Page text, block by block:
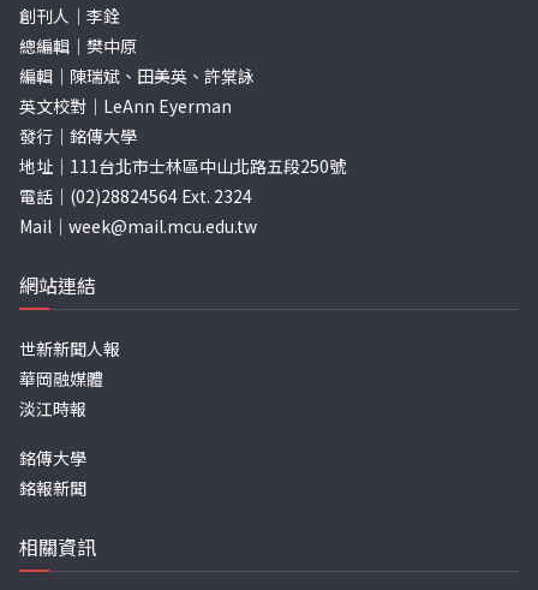
創刊人｜李銓
總編輯｜樊中原
編輯｜陳瑞斌、田美英、許棠詠
英文校對｜LeAnn Eyerman
發行｜銘傳大學
地址｜111台北市士林區中山北路五段250號
電話｜(02)28824564 Ext. 2324
Mail｜ week@mail.mcu.edu.tw
網站連結
世新新聞人報
華岡融媒體
淡江時報
銘傳大學
銘報新聞
相關資訊